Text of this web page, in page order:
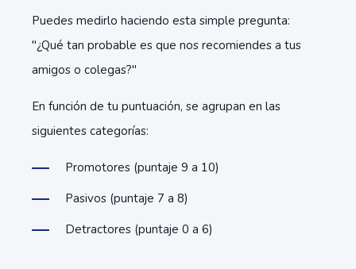
Puedes medirlo haciendo esta simple pregunta:
"¿Qué tan probable es que nos recomiendes a tus
amigos o colegas?"
En función de tu puntuación, se agrupan en las
siguientes categorías:
Promotores (puntaje 9 a 10)
Pasivos (puntaje 7 a 8)
Detractores (puntaje 0 a 6)